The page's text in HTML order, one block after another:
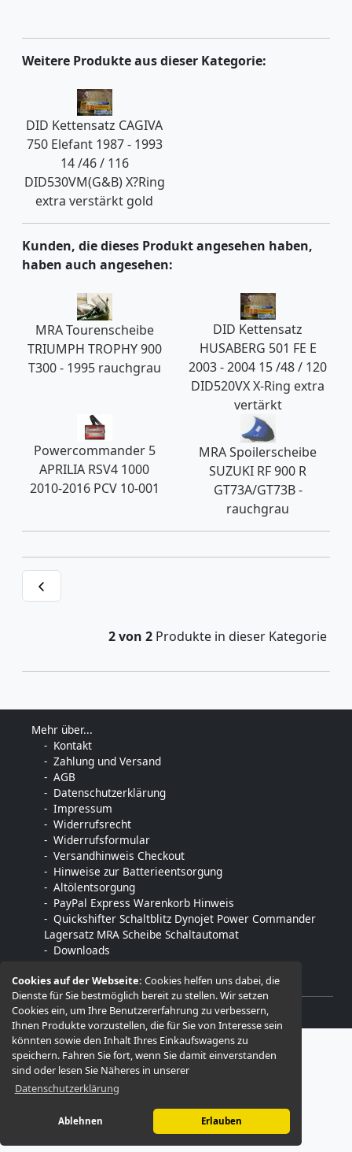
Cookies auf der Webseite:Cookies helfen uns dabei, die
Dienste für Sie bestmöglich bereit zu stellen. Wir setzen
Cookies ein, um Ihre Benutzererfahrung zu verbessern,
Ihnen Produkte vorzustellen, die für Sie von Interesse sein
könnten sowie den Inhalt Ihres Einkaufswagens zu
speichern. Fahren Sie fort, wenn Sie damit einverstanden
sind oder lesen Sie Näheres in unserer
Datenschutzerklärung
Ablehnen Erlauben
Weitere Produkte aus dieser Kategorie:
DID Kettensatz CAGIVA
750 Elefant 1987 - 1993
14 /46 / 116
DID530VM(G&B) X?Ring
extra verstärkt gold
Kunden, die dieses Produkt angesehen haben,
haben auch angesehen:
MRA Tourenscheibe
TRIUMPH TROPHY 900
T300 - 1995 rauchgrau
DID Kettensatz
HUSABERG 501 FE E
2003 - 2004 15 /48 / 120
DID520VX X-Ring extra
vertärkt
Powercommander 5
APRILIA RSV4 1000
2010-2016 PCV 10-001
MRA Spoilerscheibe
SUZUKI RF 900 R
GT73A/GT73B -
rauchgrau
2 von 2 Produkte in dieser Kategorie
Mehr über...
Kontakt
Zahlung und Versand
AGB
Datenschutzerklärung
Impressum
Widerrufsrecht
Widerrufsformular
Versandhinweis Checkout
Hinweise zur Batterieentsorgung
Altölentsorgung
PayPal Express Warenkorb Hinweis
Quickshifter Schaltblitz Dynojet Power Commander
Lagersatz MRA Scheibe Schaltautomat
Downloads
© 2026 -MTE motorradtechnik-engelmann